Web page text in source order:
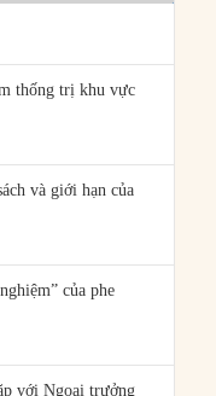
thống trị khu vực
và giới hạn của
của phe
với Ngoại trưởng